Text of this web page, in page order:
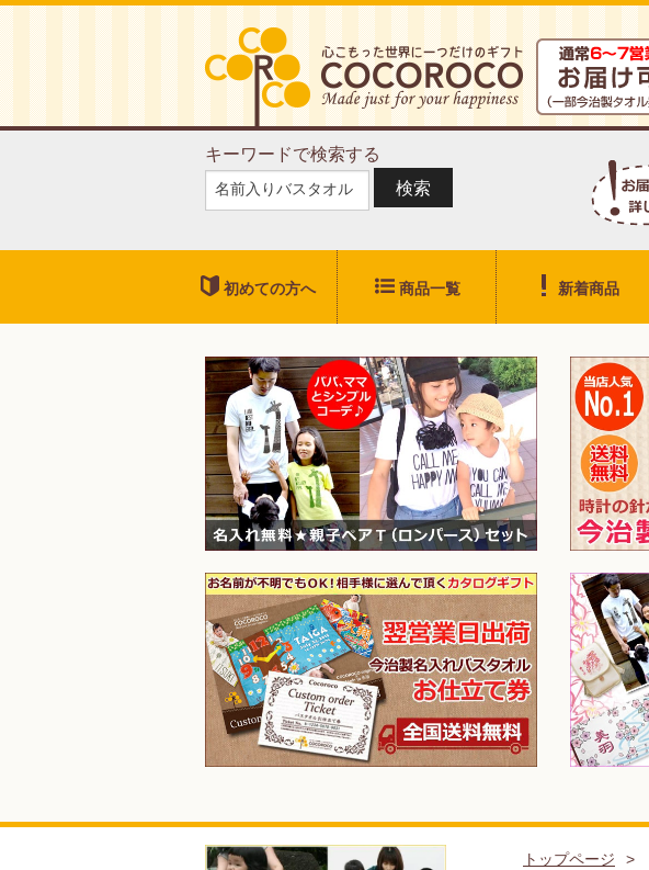
キーワードで検索する
検索
初めての方へ 商品一覧 新着商品
トップページ